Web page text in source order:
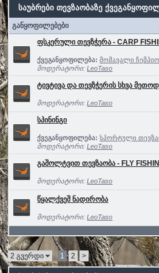
საუბრები თევზაობაზე
განყოფილებები
ფსკერული თევზჭერა - CARP
ქვეგანყოფილება: მომავალი
მოდერატორი:LeoTaso
ტივტივა და თევზჭერის სხვა
მოდერატორი:LeoTaso
სპინინგი
ქვეგანყოფილება: სპორტული
მოდერატორი:LeoTaso
გაშოლტვით თევზაობა - FLY
მოდერატორი:LeoTaso
წყალქვეშ ნადირობა
მოდერატორი:LeoTaso
2 გვერდი 1 2 >